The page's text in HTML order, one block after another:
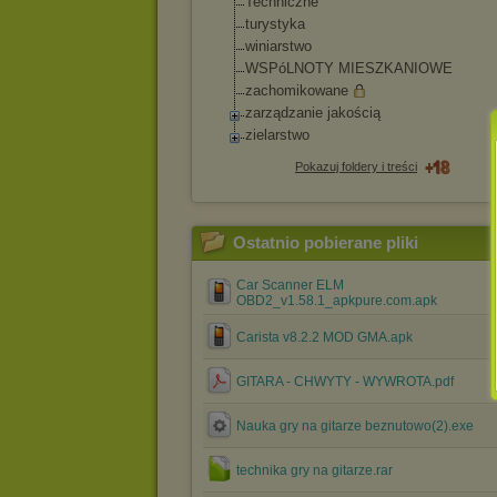
turystyka
winiarstwo
WSPóLNOTY MIESZKANIOWE
zachomikowane
zarządzanie jakością
zielarstwo
Pokazuj foldery i treści
Ostatnio pobierane pliki
Car Scanner ELM
OBD2_v1.58.1_apkpure.com.apk
Carista v8.2.2 MOD GMA.apk
GITARA - CHWYTY - WYWROTA.pdf
Nauka gry na gitarze beznutowo(2).exe
technika gry na gitarze.rar